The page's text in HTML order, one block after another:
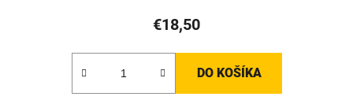
€18,50
DO KOŠÍKA